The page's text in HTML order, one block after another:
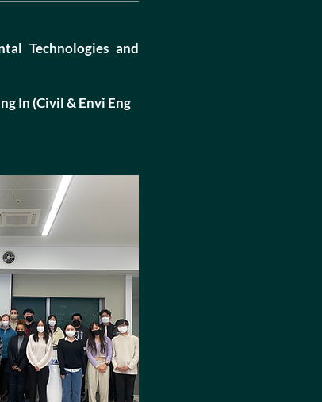
Technologies and
In (Civil & Envi Eng